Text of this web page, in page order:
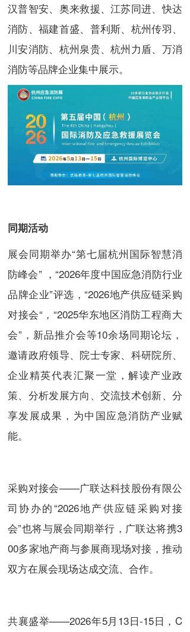
汉普智安、奥来救援、江苏同进、快达
消防、福建首盛、普利斯、杭州传羽、
川安消防、杭州泉贵、杭州力盾、万消
消防等品牌企业集中展示。
同期活动
展会同期举办“第七届杭州国际智慧消
防峰会” ，“2026年度中国应急消防行业
品牌企业”评选，“2026地产供应链采购
对接会“，“2025华东地区消防工程商大
会”，新品推介会等10余场同期论坛，
邀请政府领导、院士专家、科研院所、
企业精英代表汇聚一堂，解读产业政
策、分析发展方向、交流技术创新、分
享发展成果，为中国应急消防产业赋
能。
采购对接会——广联达科技股份有限公
司协办的“2026地产供应链采购对接
会”也将与展会同期举行，广联达将携3
00多家地产商与参展商现场对接，推动
双方在展会现场达成交流、合作。
共襄盛举——2026年5月13日-15日，C